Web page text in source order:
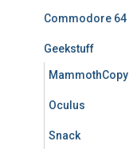
Commodore 64
Geekstuff
MammothCopy
Oculus
Snack